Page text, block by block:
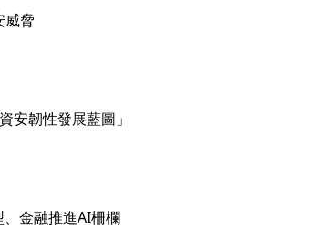
威脅
安韌性發展藍圖」
金融推進AI柵欄